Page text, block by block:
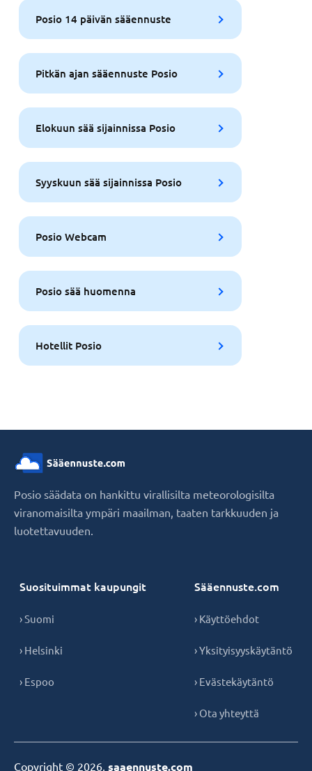
Posio 14 päivän sääennuste
Pitkän ajan sääennuste Posio
Elokuun sää sijainnissa Posio
Syyskuun sää sijainnissa Posio
Posio Webcam
Posio sää huomenna
Hotellit Posio
Posio säädata on hankittu virallisilta meteorologisilta
viranomaisilta ympäri maailman, taaten tarkkuuden ja
luotettavuuden.
Suosituimmat kaupungit
› Suomi
› Helsinki
› Espoo
Sääennuste.com
› Käyttöehdot
› Yksityisyyskäytäntö
› Evästekäytäntö
› Ota yhteyttä
Copyright © 2026, saaennuste.com